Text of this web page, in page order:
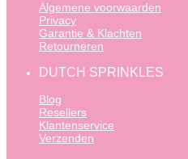
Algemene voorwaarden
Privacy
Garantie & Klachten
Retourneren
DUTCH SPRINKLES
Blog
Resellers
Klantenservice
Verzenden